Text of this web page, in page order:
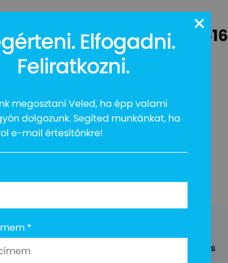
Média Social Kapcsolat Shop 13616
- Kuratórium
művészettörténész, egyetemi docens
Elfogadni.
Feliratkozni.
megosztani Veled, ha épp valami
dolgozunk. Segíted munkánkat, ha
e-mail értesítőnkre!
*